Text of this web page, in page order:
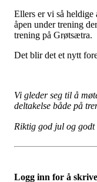
Ellers er vi så heldige
åpen under trening
trening på Grøtsætra.
Det blir det et nytt
Vi gleder seg til å
deltakelse både på
Riktig god jul og
Logg inn for å